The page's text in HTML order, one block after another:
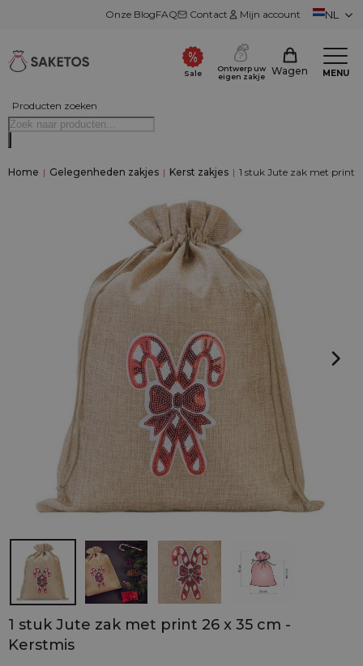
Onze BlogFAQ Contact Mijn account NL
Producten zoeken
Sale
Ontwerp uw
eigen zakje
Wagen MENU
Home | Gelegenheden zakjes | Kerst zakjes | 1 stuk Jute zak met print
1 stuk Jute zak met print 26 x 35 cm -
Kerstmis